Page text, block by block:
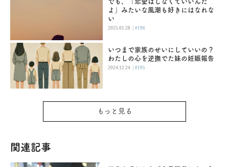
でも、「恋愛はしなくていいんだ
よ」みたいな風潮も好きにはなれな
い
2025.01.28 |#196
いつまで家族のせいにしていいの？
わたしの心を逆撫でた妹の妊娠報告
2024.12.24 |#195
もっと見る
関連記事